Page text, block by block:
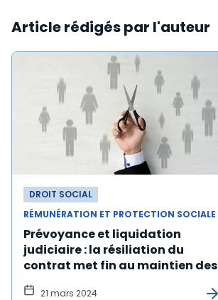
Article rédigés par l'auteur
DROIT SOCIAL
RÉMUNÉRATION ET PROTECTION SOCIALE
Prévoyance et liquidation
judiciaire : la résiliation du
contrat met fin au maintien des
droits
21 mars 2024